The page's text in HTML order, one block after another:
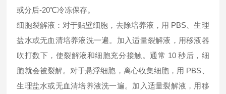
或分后-20℃冷冻保存。
细胞裂解液：对于贴壁细胞，去除培养液，用 PBS、生理
盐水或无血清培养液洗一遍。加入适量裂解液，用移液器
吹打数下，使裂解液和细胞充分接触。通常 10 秒后，细
胞就会被裂解。对于悬浮细胞，离心收集细胞，用 PBS、
生理盐水或无血清培养液洗一遍。加入适量裂解液，用移